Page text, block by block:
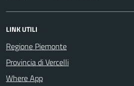
LINK UTILI
Regione Piemonte
Provincia di Vercelli
Where App